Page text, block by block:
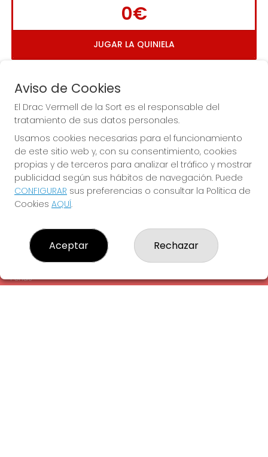
0€
JUGAR LA QUINIELA
Imagen anterior
EL DRAC VERMELL DE LA SORT
¿Quiénes somos?
Comprar lotería
Contacto
Empresas
Peñas
Aviso de Cookies
El Drac Vermell de la Sort es el responsable del
tratamiento de sus datos personales.
Usamos cookies necesarias para el funcionamiento
de este sitio web y, con su consentimiento, cookies
propias y de terceros para analizar el tráfico y mostrar
publicidad según sus hábitos de navegación. Puede
CONFIGURAR sus preferencias o consultar la Política de
Cookies AQUÍ.
Aceptar Rechazar